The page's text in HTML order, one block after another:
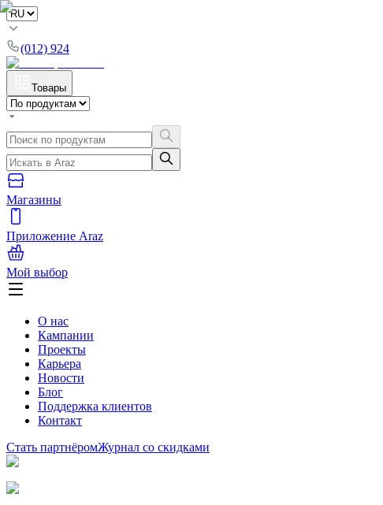
(012) 924
Товары
Магазины
Приложение Araz
Мой выбор
О нас
Кампании
Проекты
Карьера
Новости
Блог
Поддержка клиентов
Контакт
Стать партнёромЖурнал со скидками